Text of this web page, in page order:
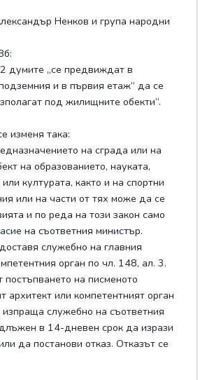
Ненков и група народни
думите „се предвиждат в
и в първия етаж“ да се
под жилищните обекти“.
изменя така:
на сграда или на
на образованието, науката,
културата, както и на спортни
или на части от тях може да се
и по реда на този закон само
на съответния министър.
служебно на главния
орган по чл. 148, ал. 3.
на писменото
архитект или компетентният орган
служебно на съответния
в 14-дневен срок да изрази
да постанови отказ. Отказът се